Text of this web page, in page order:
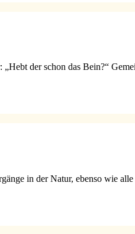
der schon das Bein?“
in der Natur, ebenso wie